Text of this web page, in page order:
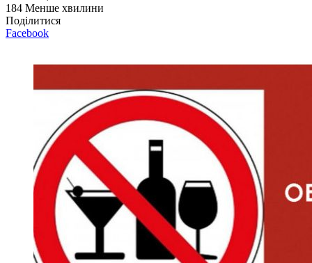
184 Менше хвилини
Поділитися
Facebook